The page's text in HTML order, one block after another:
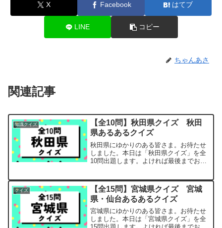
X Facebook はてブ
LINE コピー
ちゃんあさ
関連記事
知識クイズ
【全10問】秋田県クイズ 秋田
県あるあるクイズ
秋田県にゆかりのある皆さま。お待たせ
しました。本日は「秋田県クイズ」を全
10問出題します。よければ最後までお付
から包むように巻き付けて焼いた秋田県
の郷土料理は？答えは...
クイズ
【全15問】宮城県クイズ 宮城
県・仙台あるあるクイズ
宮城県にゆかりのある皆さま。お待たせ
しました。本日は「宮城県クイズ」を全